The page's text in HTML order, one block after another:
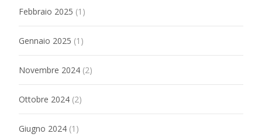
Febbraio 2025 (1)
Gennaio 2025 (1)
Novembre 2024 (2)
Ottobre 2024 (2)
Giugno 2024 (1)